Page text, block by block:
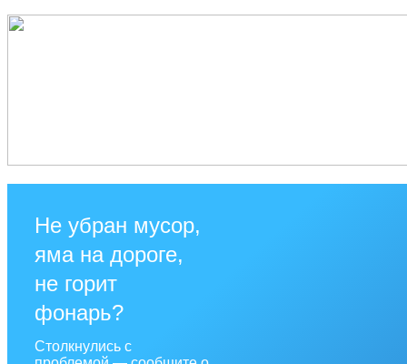
Не убран мусор,
яма на дороге,
не горит
фонарь?
Столкнулись с